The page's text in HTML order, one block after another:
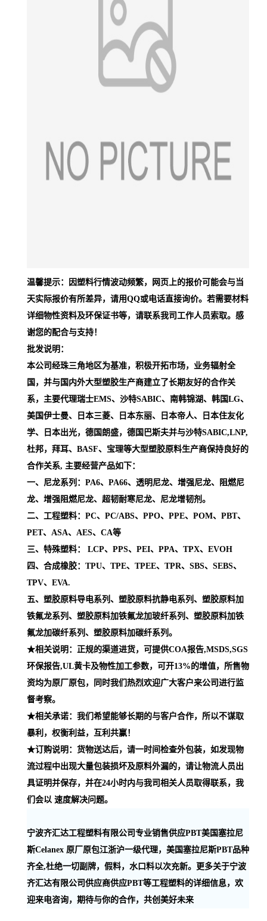
温馨提示：因塑料行情波动频繁，网页上的报价可能会与当
天实际报价有所差异，请用QQ或电话直接询价。若需要材料
详细物性资料及环保证书等，请联系我司工作人员索取。感
谢您的配合与支持！
批发说明：
本公司经珠三角地区为基准，积极开拓市场，业务辐射全
国，并与国内外大型塑胶生产商建立了长期友好的合作关
系，主要代理瑞士EMS、沙特SABIC、南韩锦湖、韩国LG、
美国伊士曼、日本三菱、日本东丽、日本帝人、日本住友化
学、日本出光，德国朗盛，德国巴斯夫并与沙特SABIC,LNP,
杜邦，拜耳、BASF、宝理等大型塑胶原料生产商保持良好的
合作关系, 主要经营产品如下：
一、尼龙系列：PA6、PA66、透明尼龙、增强尼龙、阻燃尼
龙、增强阻燃尼龙、超韧耐寒尼龙、尼龙增韧剂。
二、工程塑料：PC、PC/ABS、PPO、PPE、POM、PBT、
PET、ASA、AES、CA等
三、特殊塑料： LCP、PPS、PEI、PPA、TPX、EVOH
四、合成橡胶：TPU、TPE、TPEE、TPR、SBS、SEBS、
TPV、EVA.
五、塑胶原料导电系列、塑胶原料抗静电系列、塑胶原料加
铁氟龙系列、塑胶原料加铁氟龙加玻纤系列、塑胶原料加铁
氟龙加碳纤系列、塑胶原料加碳纤系列。
★相关说明：正规的渠道进货，可提供COA报告,MSDS,SGS
环保报告,UL黄卡及物性加工参数，可开13%的增值，所售物
资均为原厂原包，同时我们热烈欢迎广大客户来公司进行监
督考察。
★相关承诺：我们希望能够长期的与客户合作，所以不谋取
暴利，权衡利益，互利共赢！
★订购说明：货物送达后，请一时间检查外包装，如发现物
流过程中出现大量包装损坏及原料外漏的，请让物流人员出
具证明并保存，并在24小时内与我司相关人员取得联系，我
们会以 速度解决问题。
宁波齐汇达工程塑料有限公司专业销售供应PBT美国塞拉尼
斯Celanex 原厂原包江浙沪一级代理，美国塞拉尼斯PBT品种
齐全,杜绝一切副牌，假料，水口料以次充新。更多关于宁波
齐汇达有限公司供应商供应PBT等工程塑料的详细信息，欢
迎来电咨询，期待与你的合作，共创美好未来